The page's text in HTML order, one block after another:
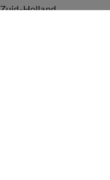
Zuid-Holland